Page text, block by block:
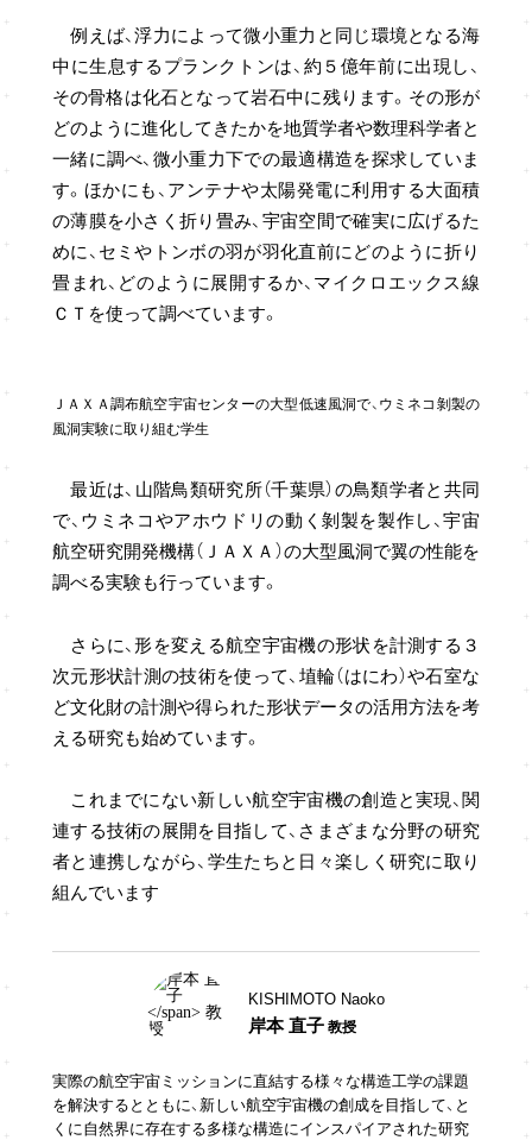
例えば、浮力によって微小重力と同じ環境となる海
中に生息するプランクトンは、約５億年前に出現し、
その骨格は化石となって岩石中に残ります。その形が
どのように進化してきたかを地質学者や数理科学者と
一緒に調べ、微小重力下での最適構造を探求していま
す。ほかにも、アンテナや太陽発電に利用する大面積
の薄膜を小さく折り畳み、宇宙空間で確実に広げるた
めに、セミやトンボの羽が羽化直前にどのように折り
畳まれ、どのように展開するか、マイクロエックス線
ＣＴを使って調べています。
ＪＡＸＡ調布航空宇宙センターの大型低速風洞で、ウミネコ剝製の
風洞実験に取り組む学生
最近は、山階鳥類研究所（千葉県）の鳥類学者と共同
で、ウミネコやアホウドリの動く剝製を製作し、宇宙
航空研究開発機構（ＪＡＸＡ）の大型風洞で翼の性能を
調べる実験も行っています。
さらに、形を変える航空宇宙機の形状を計測する３
次元形状計測の技術を使って、埴輪（はにわ）や石室な
ど文化財の計測や得られた形状データの活用方法を考
える研究も始めています。
これまでにない新しい航空宇宙機の創造と実現、関
連する技術の展開を目指して、さまざまな分野の研究
者と連携しながら、学生たちと日々楽しく研究に取り
組んでいます
KISHIMOTO Naoko
岸本 直子教授
実際の航空宇宙ミッションに直結する様々な構造工学の課題
を解決するとともに、新しい航空宇宙機の創成を目指して、と
くに自然界に存在する多様な構造にインスパイアされた研究